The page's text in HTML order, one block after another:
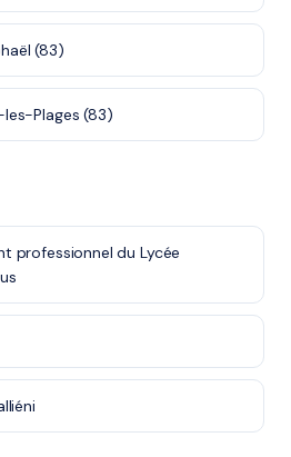
(83)
Plages (83)
professionnel du Lycée